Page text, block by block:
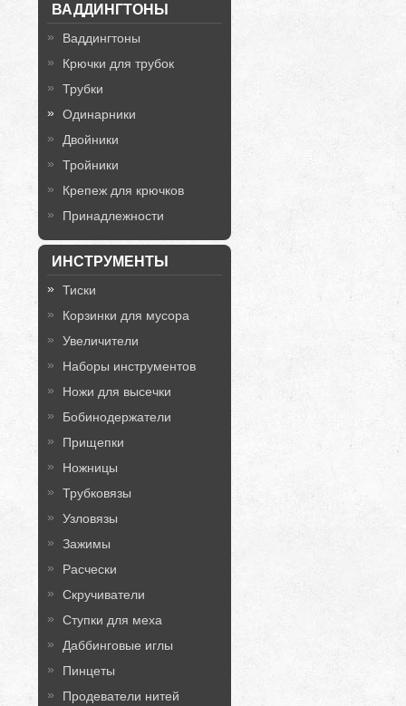
ВАДДИНГТОНЫ
Ваддингтоны
Крючки для трубок
Трубки
Одинарники
Двойники
Тройники
Крепеж для крючков
Принадлежности
ИНСТРУМЕНТЫ
Тиски
Корзинки для мусора
Увеличители
Наборы инструментов
Ножи для высечки
Бобинодержатели
Прищепки
Ножницы
Трубковязы
Узловязы
Зажимы
Расчески
Скручиватели
Ступки для меха
Даббинговые иглы
Пинцеты
Продеватели нитей